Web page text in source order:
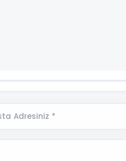
Adresiniz *